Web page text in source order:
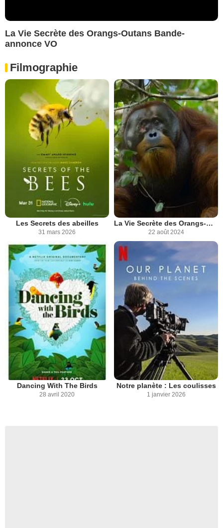
La Vie Secrète des Orangs-Outans Bande-
annonce VO
Filmographie
Les Secrets des abeilles
31 mars 2026
La Vie Secrète des Orangs-Outans
22 août 2024
Dancing With The Birds
28 avril 2020
Notre planète : Les coulisses
1 janvier 2026